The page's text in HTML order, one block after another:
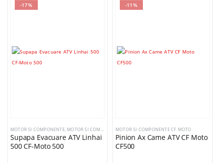
-17%
MOTOR SI COMPONENTE, MOTOR SI COMPONENTE CF MOTO
Supapa Evacuare ATV Linhai
500 CF-Moto 500
-11%
MOTOR SI COMPONENTE CF MOTO
Pinion Ax Came ATV CF Moto
CF500